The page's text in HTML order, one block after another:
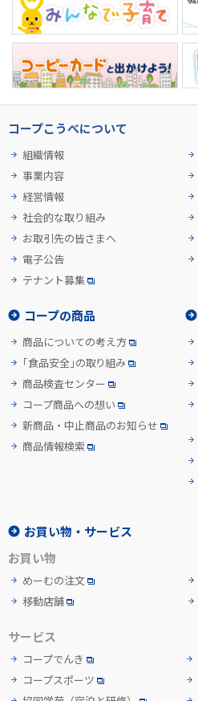
コープこうべについて
組織情報
事業内容
経営情報
社会的な取り組み
お取引先の皆さまへ
電子公告
テナント募集
コープの商品
商品についての考え方
「食品安全」の取り組み
商品検査センター
コープ商品への想い
新商品・中止商品のお知らせ
商品情報検索
お買い物・サービス
お買い物
めーむの注文
移動店舗
サービス
コープでんき
コープスポーツ